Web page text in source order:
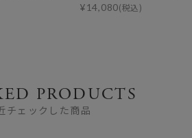
¥14,080(税込)
PRODUCTS
チェックした商品